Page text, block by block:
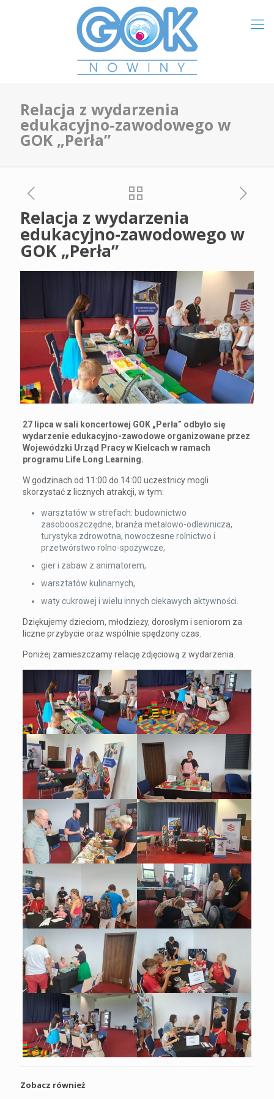
Relacja z wydarzenia
edukacyjno-zawodowego w
GOK „Perła”
Relacja z wydarzenia
edukacyjno-zawodowego w
GOK „Perła”
27 lipca w sali koncertowej GOK „Perła” odbyło się
wydarzenie edukacyjno-zawodowe organizowane przez
Wojewódzki Urząd Pracy w Kielcach w ramach
programu Life Long Learning.
W godzinach od 11:00 do 14:00 uczestnicy mogli
skorzystać z licznych atrakcji, w tym:
warsztatów w strefach: budownictwo
zasobooszczędne, branża metalowo-odlewnicza,
turystyka zdrowotna, nowoczesne rolnictwo i
przetwórstwo rolno-spożywcze,
gier i zabaw z animatorem,
warsztatów kulinarnych,
waty cukrowej i wielu innych ciekawych aktywności.
Dziękujemy dzieciom, młodzieży, dorosłym i seniorom za
liczne przybycie oraz wspólnie spędzony czas.
Poniżej zamieszczamy relację zdjęciową z wydarzenia.
Zobacz również